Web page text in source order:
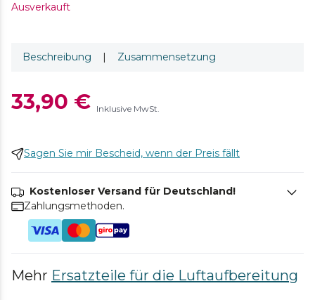
Ausverkauft
Beschreibung | Zusammensetzung
33,90 € Inklusive MwSt.
Sagen Sie mir Bescheid, wenn der Preis fällt
Kostenloser Versand für Deutschland!
Zahlungsmethoden.
Mehr Ersatzteile für die Luftaufbereitung